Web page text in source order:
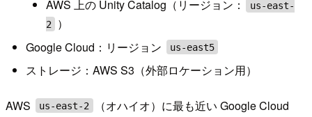
AWS 上の Unity Catalog（リージョン：
us-east-
2
）
Google Cloud：リージョン
us-east5
ストレージ：AWS S3（外部ロケーション用）
AWS us-east-2
（オハイオ）に最も近い Google Cloud